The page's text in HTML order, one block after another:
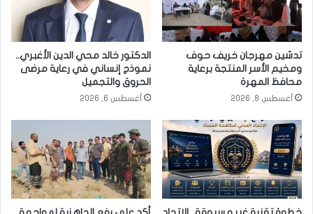
تدشين مهرجان خريف حوف
ومخيم الأسر المنتجة برعاية
محافظ المهرة
أغسطس 8, 2026
الدكتور خالد محي الدين الأغبري..
نموذج إنساني في رعاية مرضى
الحروق والتجميل
أغسطس 6, 2026